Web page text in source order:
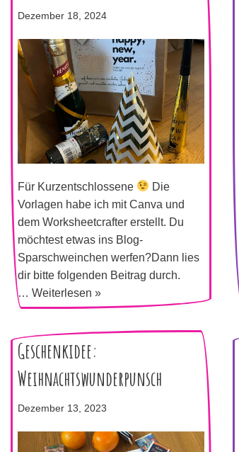
Dezember 18, 2024
Für Kurzentschlossene
Die
Vorlagen habe ich mit Canva und
dem Worksheetcrafter erstellt. Du
möchtest etwas ins Blog-
Sparschweinchen werfen?Dann lies
dir bitte folgenden Beitrag durch.
… Weiterlesen »
Geschenkidee:
Weihnachtswunderpunsch
Dezember 13, 2023